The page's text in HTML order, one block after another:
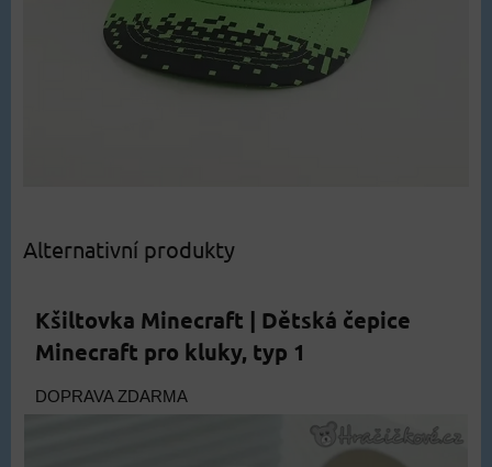
Alternativní produkty
Kšiltovka Minecraft | Dětská čepice
Minecraft pro kluky, typ 1
DOPRAVA ZDARMA